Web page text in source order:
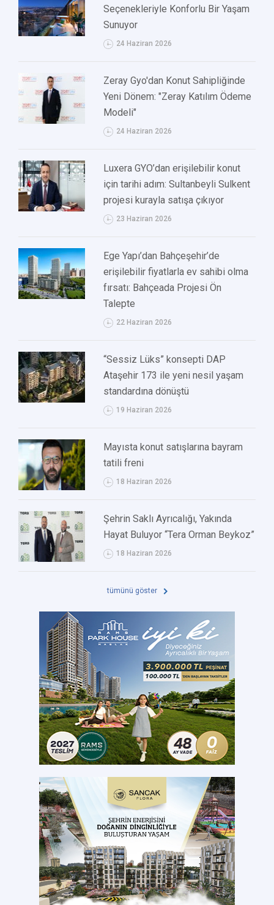
Seçenekleriyle Konforlu Bir Yaşam
Sunuyor
24 Haziran 2026
Zeray Gyo'dan Konut Sahipliğinde
Yeni Dönem: "Zeray Katılım Ödeme
Modeli"
24 Haziran 2026
Luxera GYO’dan erişilebilir konut
için tarihi adım: Sultanbeyli Sulkent
projesi kurayla satışa çıkıyor
23 Haziran 2026
Ege Yapı’dan Bahçeşehir’de
erişilebilir fiyatlarla ev sahibi olma
fırsatı: Bahçeada Projesi Ön
Talepte
22 Haziran 2026
“Sessiz Lüks” konsepti DAP
Ataşehir 173 ile yeni nesil yaşam
standardına dönüştü
19 Haziran 2026
Mayısta konut satışlarına bayram
tatili freni
18 Haziran 2026
Şehrin Saklı Ayrıcalığı, Yakında
Hayat Buluyor “Tera Orman Beykoz”
18 Haziran 2026
tümünü göster